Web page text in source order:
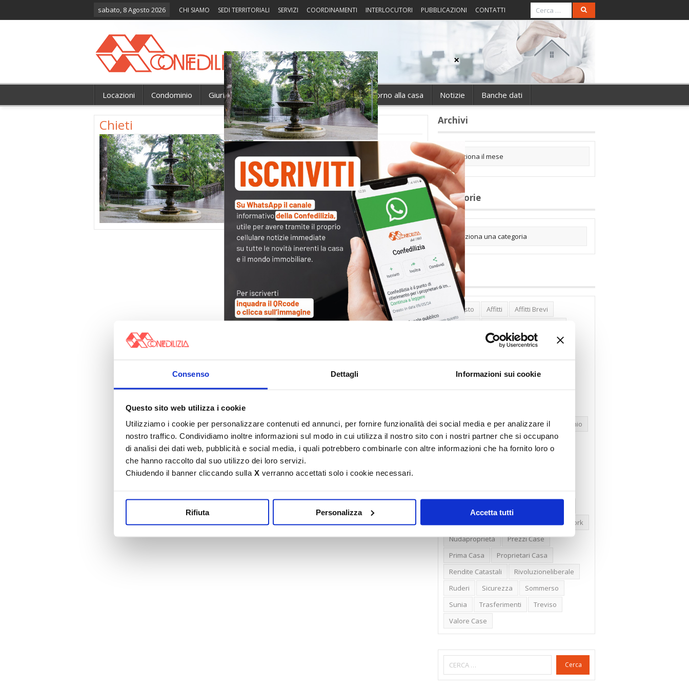
Consenso Dettagli Informazioni sui cookie
Questo sito web utilizza i cookie
Utilizziamo i cookie per personalizzare contenuti ed annunci, per fornire funzionalità dei social media e per analizzare il
nostro traffico. Condividiamo inoltre informazioni sul modo in cui utilizza il nostro sito con i nostri partner che si occupano
di analisi dei dati web, pubblicità e social media, i quali potrebbero combinarle con altre informazioni che ha fornito loro o
che hanno raccolto dal suo utilizzo dei loro servizi.
Chiudendo il banner cliccando sulla X verranno accettati solo i cookie necessari.
Rifiuta Personalizza Accetta tutti
sabato, 8 Agosto 2026 CHI SIAMO SEDI TERRITORIALI SERVIZI COORDINAMENTI INTERLOCUTORI PUBBLICAZIONI CONTATTI
Locazioni Condominio Giurisprudenza Fisco Portierato Intorno alla casa Notizie Banche dati
Chieti Archivi
Categorie
Tag
30posto Affitti
Affitti Brevi
Banca Woolwich
Bilocali
Cambioabitazione
Carenza Alloggi
Compravendite Immobiliari
Condominio
Confcommercio
Confedilizia.EU
New York
Nudaproprietà
Prezzi Case
Prima Casa
Proprietari Casa
Rendite Catastali
Rivoluzioneliberale
Ruderi
Sicurezza
Sommerso
Sunia
Trasferimenti
Treviso
Valore Case
Cerca